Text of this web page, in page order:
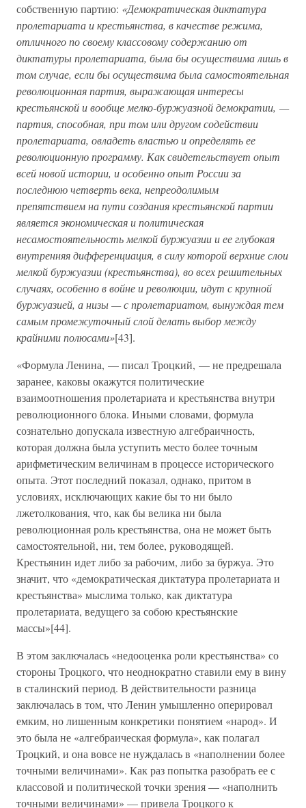
собственную партию: «Демократическая диктатура
пролетариата и крестьянства, в качестве режима,
отличного по своему классовому содержанию от
диктатуры пролетариата, была бы осуществима лишь в
том случае, если бы осуществима была самостоятельная
революционная партия, выражающая интересы
крестьянской и вообще мелко-буржуазной демократии, —
партия, способная, при том или другом содействии
пролетариата, овладеть властью и определять ее
революционную программу. Как свидетельствует опыт
всей новой истории, и особенно опыт России за
последнюю четверть века, непреодолимым
препятствием на пути создания крестьянской партии
является экономическая и политическая
несамостоятельность мелкой буржуазии и ее глубокая
внутренняя дифференциация, в силу которой верхние слои
мелкой буржуазии (крестьянства), во всех решительных
случаях, особенно в войне и революции, идут с крупной
буржуазией, а низы — с пролетариатом, вынуждая тем
самым промежуточный слой делать выбор между
крайними полюсами»[43].
«Формула Ленина, — писал Троцкий, — не предрешала
заранее, каковы окажутся политические
взаимоотношения пролетариата и крестьянства внутри
революционного блока. Иными словами, формула
сознательно допускала известную алгебраичность,
которая должна была уступить место более точным
арифметическим величинам в процессе исторического
опыта. Этот последний показал, однако, притом в
условиях, исключающих какие бы то ни было
лжетолкования, что, как бы велика ни была
революционная роль крестьянства, она не может быть
самостоятельной, ни, тем более, руководящей.
Крестьянин идет либо за рабочим, либо за буржуа. Это
значит, что «демократическая диктатура пролетариата и
крестьянства» мыслима только, как диктатура
пролетариата, ведущего за собою крестьянские
массы»[44].
В этом заключалась «недооценка роли крестьянства» со
стороны Троцкого, что неоднократно ставили ему в вину
в сталинский период. В действительности разница
заключалась в том, что Ленин умышленно оперировал
емким, но лишенным конкретики понятием «народ». И
это была не «алгебраическая формула», как полагал
Троцкий, и она вовсе не нуждалась в «наполнении более
точными величинами». Как раз попытка разобрать ее с
классовой и политической точки зрения — «наполнить
точными величинами» — привела Троцкого к